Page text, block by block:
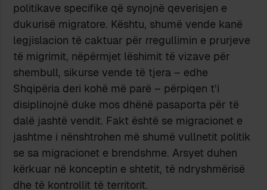
politikave specifike që synojnë qeverisjen e
dukurisë migratore. Kështu, shumë vende kanë
legjislacion të caktuar për rregullimin e prurjeve
të migrimit, nëpërmjet lëshimit të vizave për
shembull, sikurse vende të tjera – edhe
Shqipëria deri kohë më parë – përpiqen t’i
disiplinojnë duke mos dhënë pasaporta për të
dalë jashtë vendit. Fakt është se migracionet e
jashtme i nënshtrohen më shumë vullnetit politik
se sa migracionet e brendshme. Arsyet duhen
kërkuar në konceptin e shtetit, të ndryshmërisë
dhe të kontrollit të territorit.